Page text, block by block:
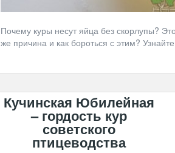
Почему куры несут яйца без скорлупы?
же причина и как бороться с этим?
Кучинская Юбилейная
– гордость кур
советского
птицеводства